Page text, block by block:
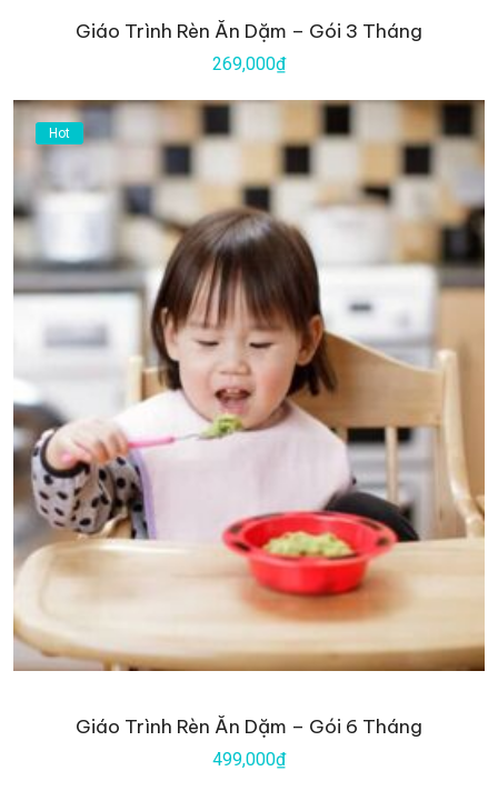
Giáo Trình Rèn Ăn Dặm – Gói 3 Tháng
269,000₫
Hot
Giáo Trình Rèn Ăn Dặm – Gói 6 Tháng
499,000₫